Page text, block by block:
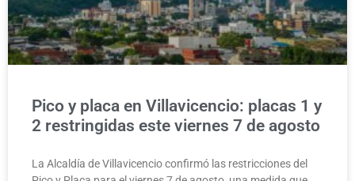
Pico y placa en Villavicencio: placas 1 y
2 restringidas este viernes 7 de agosto
La Alcaldía de Villavicencio confirmó las restricciones del